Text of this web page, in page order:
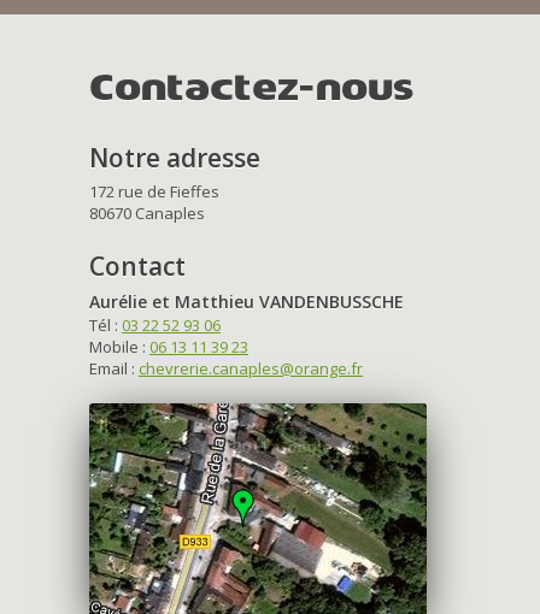
Contactez-nous
Notre adresse
172 rue de Fieffes
80670 Canaples
Contact
Aurélie et Matthieu VANDENBUSSCHE
Tél : 03 22 52 93 06
Mobile : 06 13 11 39 23
Email : chevrerie.canaples@orange.fr